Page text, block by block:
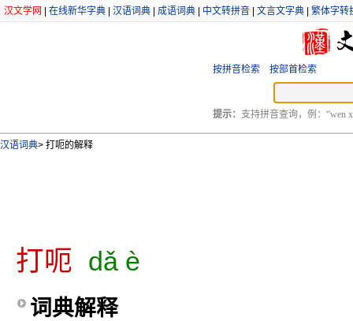
汉文学网 在线新华字典 汉语词典 成语词典 中文转拼音 文言文字典 繁体字转
按拼音检索 按部首检索
提示： 支持拼音查询，例：“wen
汉语词典> 打呃的解释
打呃 dǎ è
词典解释